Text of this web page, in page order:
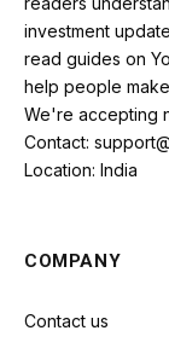
investment
read guides on
help people
We're accepting
Contact:
Location: India
COMPANY
Contact us